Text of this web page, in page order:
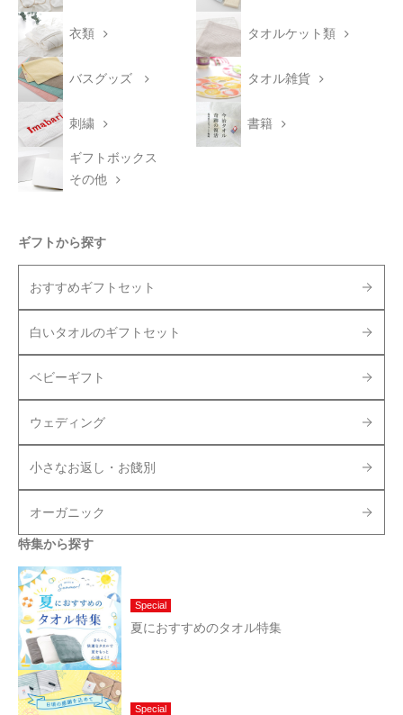
衣類 タオルケット類
バスグッズ タオル雑貨
刺繍 書籍
ギフトボックス
その他
ギフトから探す
おすすめギフトセット
白いタオルのギフトセット
ベビーギフト
ウェディング
小さなお返し・お餞別
オーガニック
特集から探す
Special
夏におすすめのタオル特集
Special